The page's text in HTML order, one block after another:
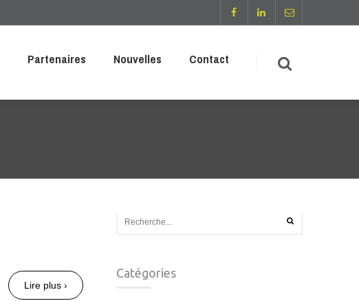
Partenaires Nouvelles Contact
Lire plus ›
Catégories